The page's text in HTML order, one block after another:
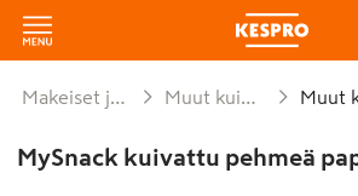
Makeiset ja naposteltavat Muut kuivatut hedelmät Muut
MySnack kuivattu pehmeä